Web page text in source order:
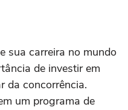
sua carreira no mundo
de investir em
da concorrência.
um programa de